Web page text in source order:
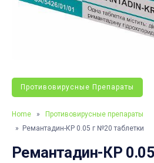
Противовирусные Препараты
Home »
Противовирусные препараты
» Ремантадин-КР 0.05 г №20 таблетки
Ремантадин-КР